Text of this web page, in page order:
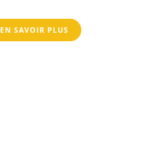
EN SAVOIR PLUS